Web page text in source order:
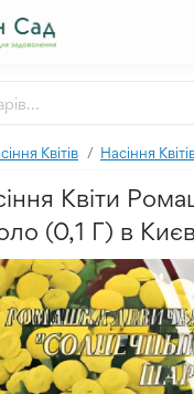
Квітів Насіння
Квіти
(0,1 Г) в